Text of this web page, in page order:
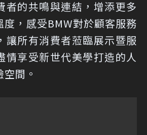
者的共鳴與連結，增添更多
度，感受BMW對於顧客服務
讓所有消費者蒞臨展示暨服
情享受新世代美學打造的人
間。